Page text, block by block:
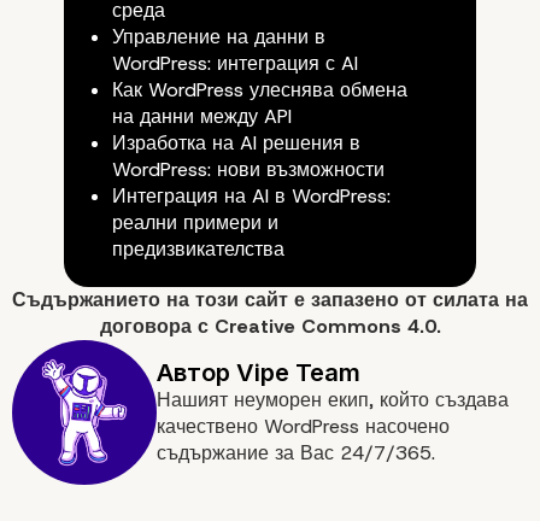
Заключение: Стратегическа
интеграция за устойчив
Ключови изводи
среда
Управление на данни в
WordPress: интеграция с AI
Как WordPress улеснява обмена
на данни между API
Изработка на AI решения в
WordPress: нови възможности
Интеграция на AI в WordPress:
реални примери и
предизвикателства
Съдържанието на този сайт е запазено от силата на
договора с Creative Commons 4.0.
Нашият неуморен екип, който създава
качествено WordPress насочено
съдържание за Вас 24/7/365.